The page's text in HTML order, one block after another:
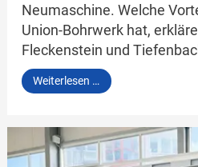
Neumaschine. Welche
Union-Bohrwerk hat,
Fleckenstein und
Weiterlesen … Fachbericht
10
Expertentipps